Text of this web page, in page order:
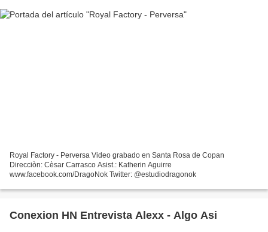
Royal Factory - Perversa Video grabado en Santa Rosa de Copan
Direcciòn: Cèsar Carrasco Asist.: Katherin Aguirre
www.facebook.com/DragoNok Twitter: @estudiodragonok
Conexion HN Entrevista Alexx - Algo Asi